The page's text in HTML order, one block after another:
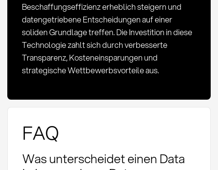
Beschaffungseffizienz erheblich steigern und
datengetriebene Entscheidungen auf einer
soliden Grundlage treffen. Die Investition in diese
Technologie zahlt sich durch verbesserte
Transparenz, Kosteneinsparungen und
strategische Wettbewerbsvorteile aus.
FAQ
Was unterscheidet einen Data